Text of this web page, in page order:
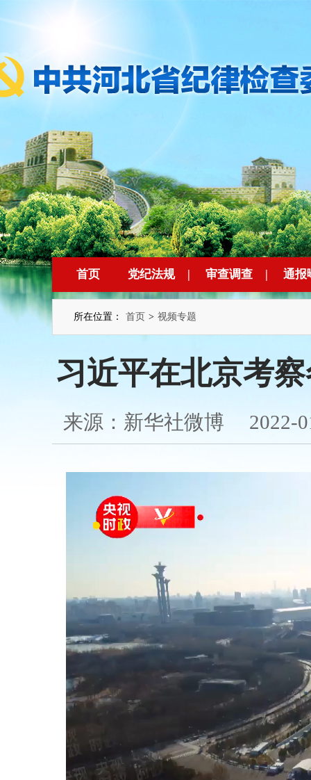
首页 党纪法规 | 审查调查 | 通报
所在位置： 首页 > 视频专题
习近平在北京考
来源：新华社微博